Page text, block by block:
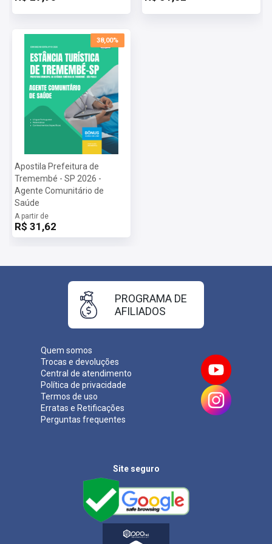
Salário:R$ 0,00
Taxa de Inscrição:
R$ 54,90
Provas:Data não informada
Organizadora:
38,00%
Apostila Prefeitura de
Tremembé - SP 2026 -
Agente Comunitário de
Saúde
A partir de
R$ 31,62
Quem somos
Trocas e devoluções
Central de atendimento
Política de privacidade
Termos de uso
Erratas e Retificações
Perguntas frequentes
PROGRAMA DE
AFILIADOS
Site seguro